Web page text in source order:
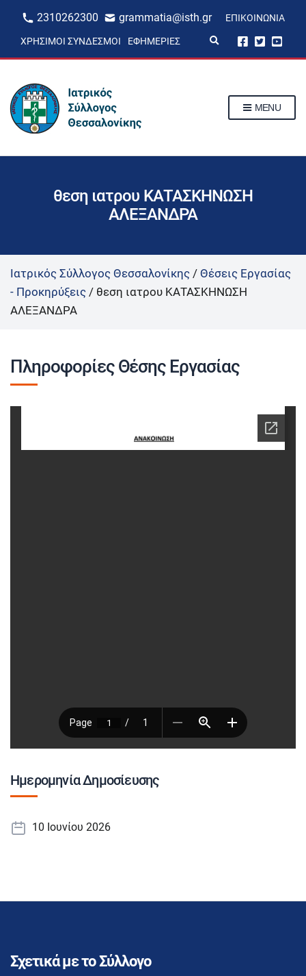
2310262300 grammatia@isth.gr ΕΠΙΚΟΙΝΩΝΊΑ
ΧΡΉΣΙΜΟΙ ΣΎΝΔΕΣΜΟΙ ΕΦΗΜΕΡΊΕΣ
p
m
MENU
θεση ιατρου ΚΑΤΑΣΚΗΝΩΣΗ
ΑΛΕΞΑΝΔΡΑ
Ιατρικός Σύλλογος Θεσσαλονίκης / Θέσεις Εργασίας
- Προκηρύξεις / θεση ιατρου ΚΑΤΑΣΚΗΝΩΣΗ
ΑΛΕΞΑΝΔΡΑ
Πληροφορίες Θέσης Εργασίας
Ημερομηνία Δημοσίευσης
10 Ιουνίου 2026
Σχετικά με το Σύλλογο